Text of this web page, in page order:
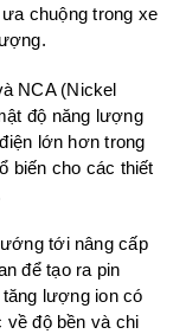
chuộng trong xe
NCA (Nickel
độ năng lượng
lớn hơn trong
biến cho các thiết
tới nâng cấp
để tạo ra pin
lượng ion có
độ bền và chi